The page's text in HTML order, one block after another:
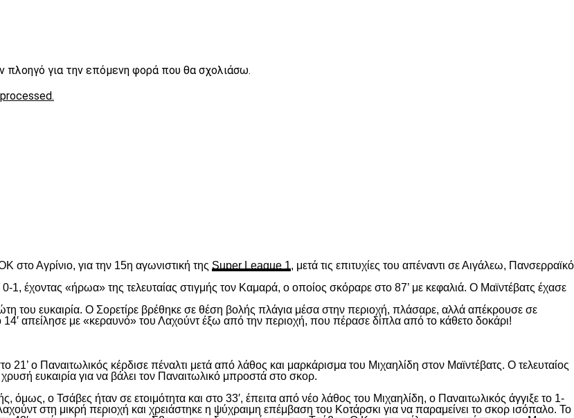
πλοηγό για την επόμενη φορά που θα σχολιάσω.
στο Αγρίνιο, για την 15η αγωνιστική της Super League 1, μετά τις επιτυχίες του απέναντι σε Αιγάλεω, Πανσερραϊκό
έχοντας «ήρωα» της τελευταίας στιγμής τον Καμαρά, ο οποίος σκόραρε στο 87’ με κεφαλιά. Ο Μαϊντέβατς έχασε
του ευκαιρία. Ο Σορετίρε βρέθηκε σε θέση βολής πλάγια μέσα στην περιοχή, πλάσαρε, αλλά απέκρουσε σε
απείλησε με «κεραυνό» του Λαχούντ έξω από την περιοχή, που πέρασε δίπλα από το κάθετο δοκάρι!
ο Παναιτωλικός κέρδισε πέναλτι μετά από λάθος και μαρκάρισμα του Μιχαηλίδη στον Μαϊντέβατς. Ο τελευταίος
ευκαιρία για να βάλει τον Παναιτωλικό μπροστά στο σκορ.
όμως, ο Τσάβες ήταν σε ετοιμότητα και στο 33′, έπειτα από νέο λάθος του Μιχαηλίδη, ο Παναιτωλικός άγγιξε το 1-
στη μικρή περιοχή και χρειάστηκε η ψύχραιμη επέμβαση του Κοτάρσκι για να παραμείνει το σκορ ισόπαλο. Το